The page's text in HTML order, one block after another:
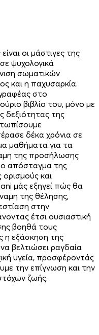
οι μάστιγες της
ψυχολογικά
σωματικών
και η παχυσαρκία.
στο
βιβλίο του, μόνο με
δεξιότητας της
δέκα χρόνια σε
μαθήματα για τα
της προσήλωσης
απόσταγμα της
και
μάς εξηγεί πώς θα
της θέλησης,
στην
έτσι ουσιαστική
βοηθά τους
η εξάσκηση της
βελτιώσει ραγδαία
υγεία, προσφέροντάς
την επίγνωση και την
ζωής.